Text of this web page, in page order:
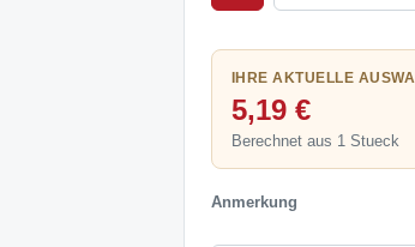
IHRE AKTUELLE
5,19 €
Berechnet aus 1 Stueck
Anmerkung